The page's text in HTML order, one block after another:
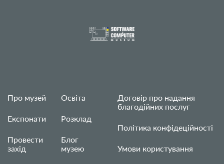
Про музей
Експонати
Провести
захід
Освіта
Розклад
Блог
музею
Договір про надання
благодійних послуг
Політика конфідеційності
Умови користування